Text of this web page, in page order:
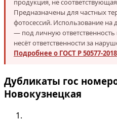
продукция, не
Предназначены для частных
фотосессий. Использование
— под личную
несёт ответственности за
Подробнее о ГОСТ Р 50577-
Дубликаты гос
Новокузнецкая